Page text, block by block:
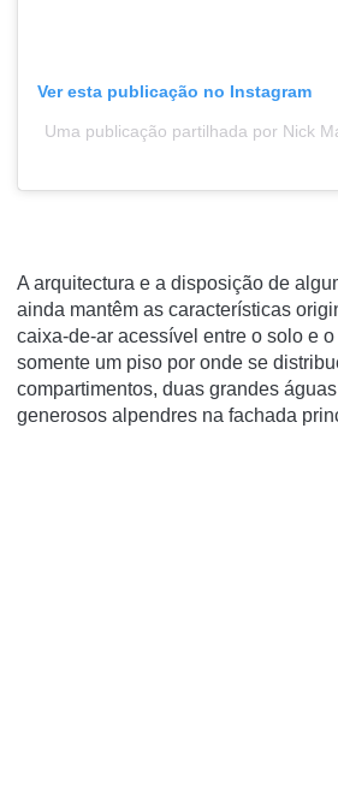
Ver esta publicação no Instagram
Uma publicação partilhada por Nick
A arquitectura e a disposição de
ainda mantêm as características
caixa-de-ar acessível entre o solo e
somente um piso por onde se
compartimentos, duas grandes
generosos alpendres na fachada